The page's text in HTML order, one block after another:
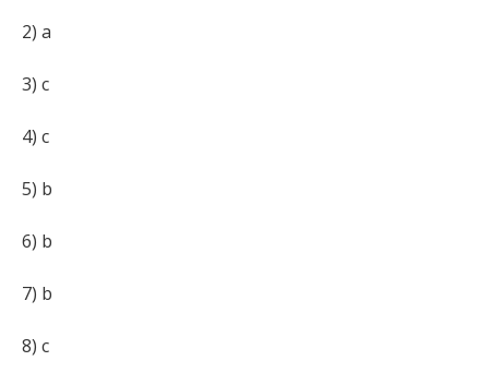
2) a
3) c
4) c
5) b
6) b
7) b
8) c